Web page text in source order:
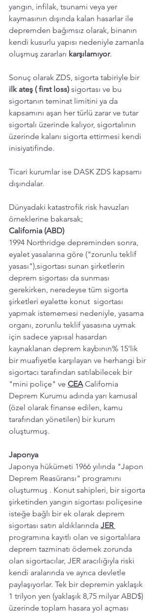
yangın, infilak, tsunami veya yer
kaymasının dışında kalan hasarlar ile
depremden bağımsız olarak, binanın
kendi kusurlu yapısı nedeniyle zamanla
oluşmuş zararları karşılamıyor.
Sonuç olarak ZDS, sigorta tabiriyle bir
ilk ateş ( first loss) sigortası ve bu
sigortanın teminat limitini ya da
kapsamını aşan her türlü zarar ve tutar
sigortalı üzerinde kalıyor, sigortalının
üzerinde kalanı sigorta ettirmesi kendi
inisiyatifinde.
Ticari kurumlar ise DASK ZDS kapsamı
dışındalar.
Dünyadaki katastrofik risk havuzları
örneklerine bakarsak;
California (ABD)
1994 Northridge depreminden sonra,
eyalet yasalarına göre ("zorunlu teklif
yasası"),sigortası sunan şirketlerin
deprem sigortası da sunması
gerekirken, neredeyse tüm sigorta
şirketleri eyalette konut  sigortası
yapmak istememesi nedeniyle, yasama
organı, zorunlu teklif yasasına uymak
için sadece yapısal hasardan
kaynaklanan deprem kaybının% 15'lik
bir muafiyetle karşılayan ve herhangi bir
sigortacı tarafından satılabilecek bir
"mini poliçe" ve CEA California
Deprem Kurumu adında yarı kamusal
(özel olarak finanse edilen, kamu
tarafından yönetilen) bir kurum
oluşturmuş.
Japonya
Japonya hükümeti 1966 yılında "Japon
Deprem Reasüransı" programını
oluşturmuş . Konut sahipleri, bir sigorta
şirketinden yangın sigortası poliçesine
isteğe bağlı bir ek olarak deprem
sigortası satın aldıklarında JER
programına kayıtlı olan ve sigortalılara
deprem tazminatı ödemek zorunda
olan sigortacılar, JER aracılığıyla riski
kendi aralarında ve ayrıca devletle
paylaşıyorlar. Tek bir depremin yaklaşık
1 trilyon yen (yaklaşık 8,75 milyar ABD$)
üzerinde toplam hasara yol açması